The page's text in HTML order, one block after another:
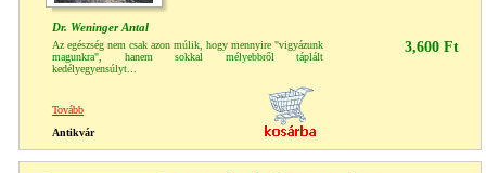
Dr. Weninger Antal
Az egészség nem csak azon múlik, hogy mennyire "vigyázunk
magunkra", hanem sokkal mélyebbről táplált
kedélyegyensúlyt...
3,600 Ft
Tovább
Antikvár